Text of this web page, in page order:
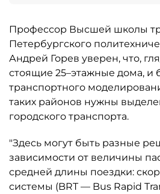
Профессор Высшей школы
Петербургского
Андрей Горев уверен, что,
стоящие 25–этажные дома, и
транспортного
таких районов нужны
городского транспорта.
"Здесь могут быть разные
зависимости от величины
средней длины поездки:
системы (BRT — Bus Rapid